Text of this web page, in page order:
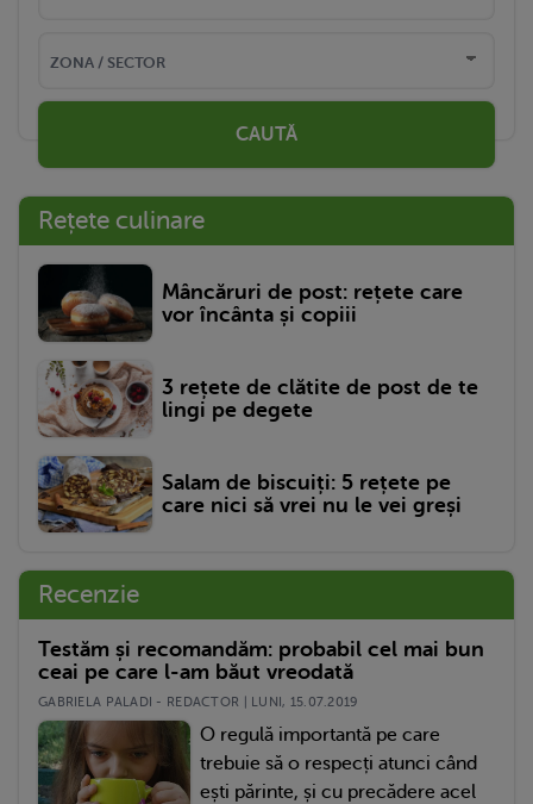
CAUTĂ
Rețete culinare
Mâncăruri de post: rețete care
vor încânta și copiii
3 rețete de clătite de post de te
lingi pe degete
Salam de biscuiți: 5 rețete pe
care nici să vrei nu le vei greși
Recenzie
Testăm și recomandăm: probabil cel mai bun
ceai pe care l-am băut vreodată
GABRIELA PALADI - REDACTOR | LUNI, 15.07.2019
O regulă importantă pe care
trebuie să o respecți atunci când
ești părinte, și cu precădere acel